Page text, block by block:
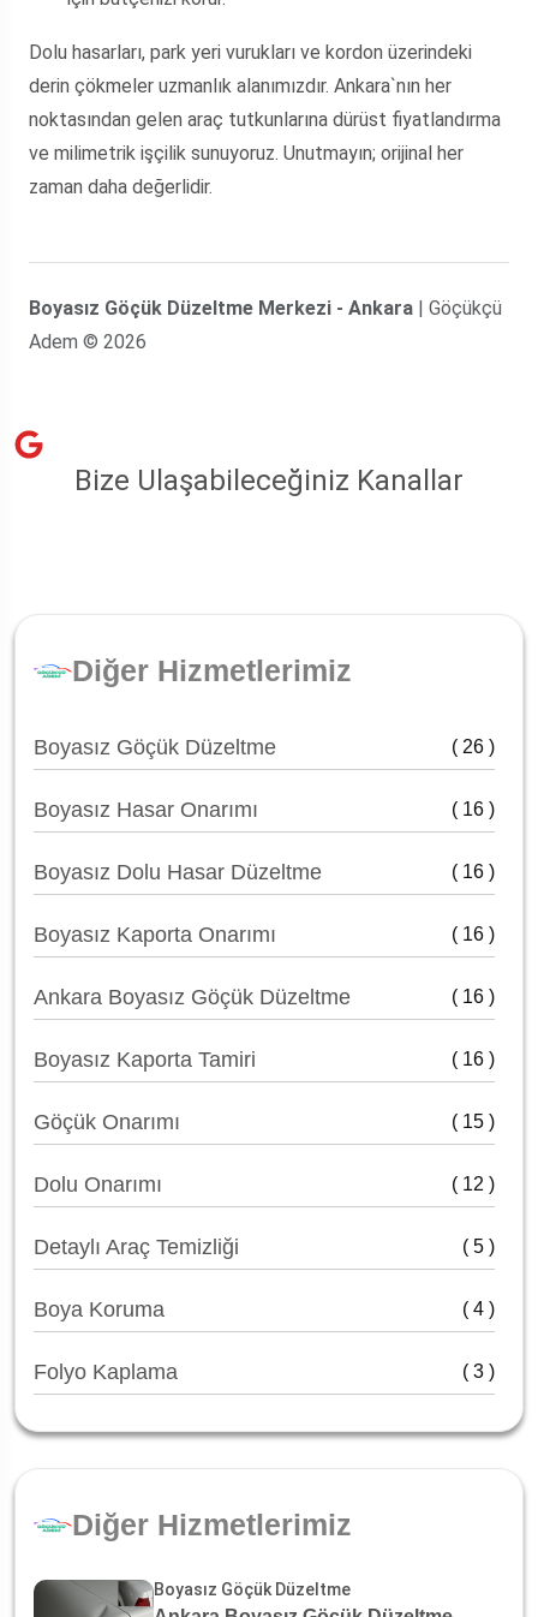
Dolu hasarları, park yeri vurukları ve kordon üzerindeki
derin çökmeler uzmanlık alanımızdır. Ankara`nın her
noktasından gelen araç tutkunlarına dürüst fiyatlandırma
ve milimetrik işçilik sunuyoruz. Unutmayın; orijinal her
zaman daha değerlidir.
Boyasız Göçük Düzeltme Merkezi - Ankara | Göçükçü
Adem © 2026
Bize Ulaşabileceğiniz Kanallar
Diğer Hizmetlerimiz
Boyasız Göçük Düzeltme ( 26 )
Boyasız Hasar Onarımı ( 16 )
Boyasız Dolu Hasar Düzeltme ( 16 )
Boyasız Kaporta Onarımı ( 16 )
Ankara Boyasız Göçük Düzeltme ( 16 )
Boyasız Kaporta Tamiri ( 16 )
Göçük Onarımı ( 15 )
Dolu Onarımı ( 12 )
Detaylı Araç Temizliği ( 5 )
Boya Koruma ( 4 )
Folyo Kaplama ( 3 )
Diğer Hizmetlerimiz
Boyasız Göçük Düzeltme